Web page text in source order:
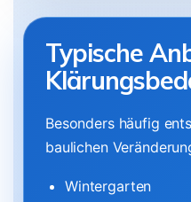
Typische
Besonders häufig
baulichen
Wintergarten